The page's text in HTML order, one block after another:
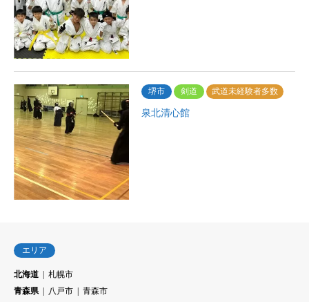
堺市 剣道 武道未経験者多数
泉北清心館
エリア
北海道
札幌市
青森県
八戸市
青森市